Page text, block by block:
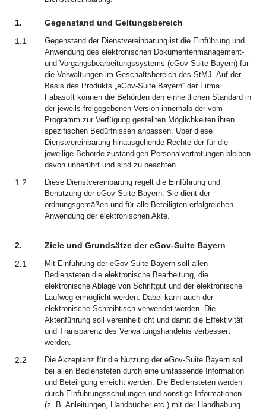
1.
Gegenstand und Geltungsbereich
1.1
Gegenstand der Dienstvereinbarung ist die Einführung und
Anwendung des elektronischen Dokumentenmanagement-
und Vorgangsbearbeitungssystems (eGov-Suite Bayern) für
die Verwaltungen im Geschäftsbereich des StMJ. Auf der
Basis des Produkts „eGov-Suite Bayern“ der Firma
Fabasoft können die Behörden den einheitlichen Standard in
der jeweils freigegebenen Version innerhalb der vom
Programm zur Verfügung gestellten Möglichkeiten ihren
spezifischen Bedürfnissen anpassen. Über diese
Dienstvereinbarung hinausgehende Rechte der für die
jeweilige Behörde zuständigen Personalvertretungen bleiben
davon unberührt und sind zu beachten.
1.2
Diese Dienstvereinbarung regelt die Einführung und
Benutzung der eGov-Suite Bayern. Sie dient der
ordnungsgemäßen und für alle Beteiligten erfolgreichen
Anwendung der elektronischen Akte.
2.
Ziele und Grundsätze der eGov-Suite Bayern
2.1
Mit Einführung der eGov-Suite Bayern soll allen
Bediensteten die elektronische Bearbeitung, die
elektronische Ablage von Schriftgut und der elektronische
Laufweg ermöglicht werden. Dabei kann auch der
elektronische Schreibtisch verwendet werden. Die
Aktenführung soll vereinheitlicht und damit die Effektivität
und Transparenz des Verwaltungshandelns verbessert
werden.
2.2
Die Akzeptanz für die Nutzung der eGov-Suite Bayern soll
bei allen Bediensteten durch eine umfassende Information
und Beteiligung erreicht werden. Die Bediensteten werden
durch Einführungsschulungen und sonstige Informationen
(z. B. Anleitungen, Handbücher etc.) mit der Handhabung